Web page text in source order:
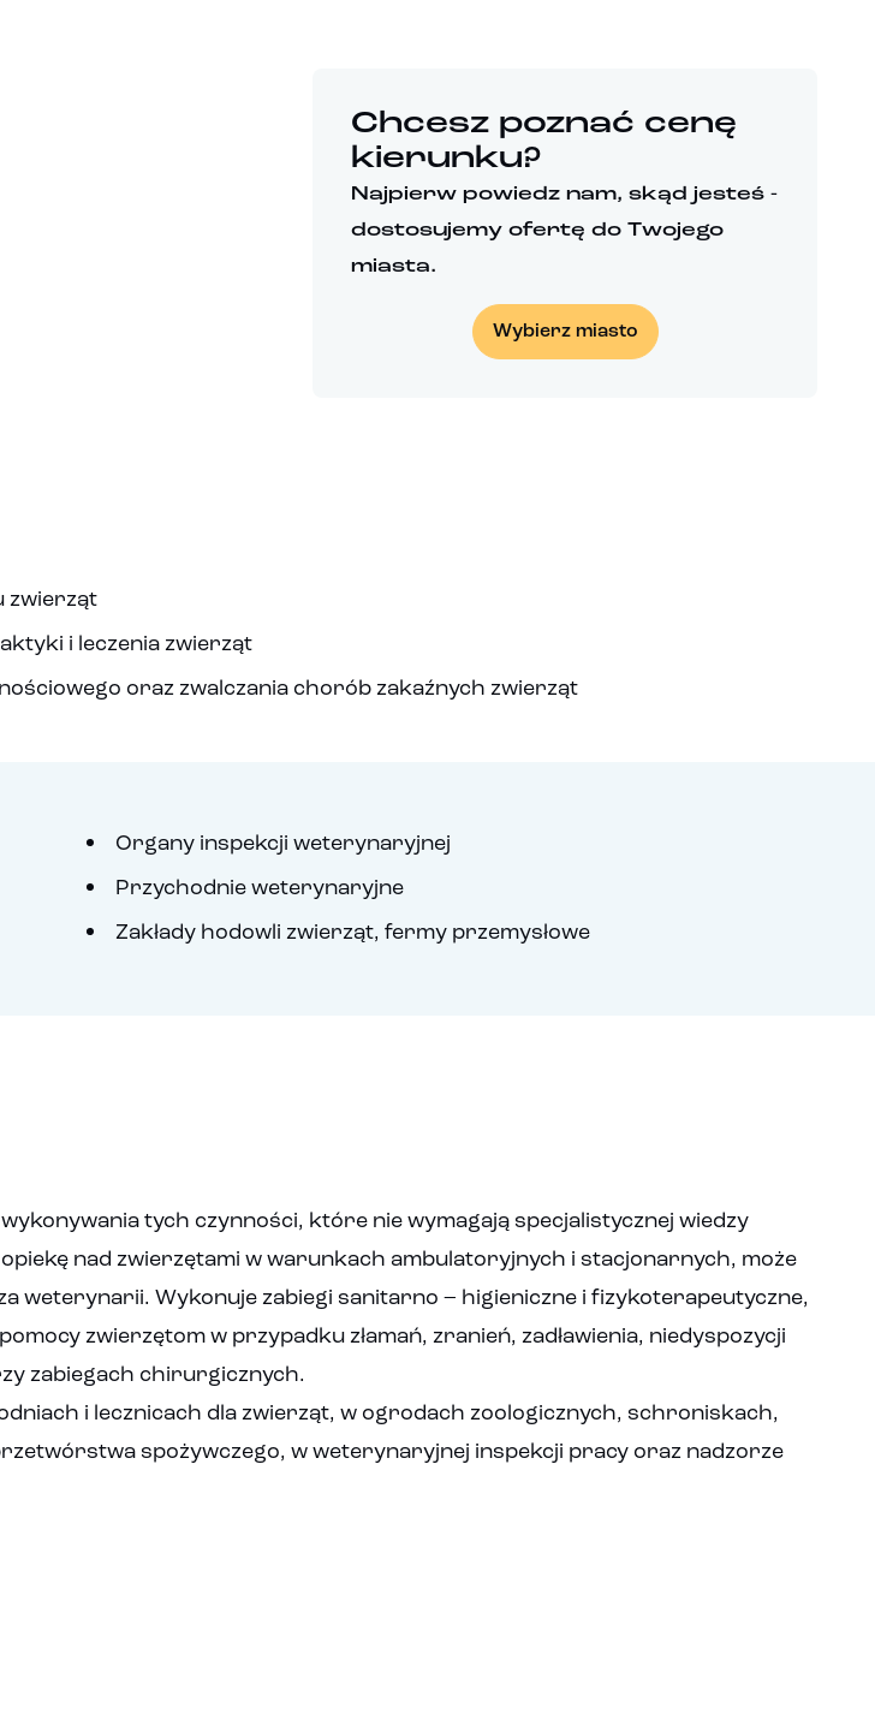
Chcesz poznać cenę
kierunku?
Najpierw powiedz nam, skąd jesteś -
dostosujemy ofertę do Twojego
miasta.
Wybierz miasto
zwierząt
i leczenia zwierząt
oraz zwalczania chorób zakaźnych zwierząt
Organy inspekcji weterynaryjnej
Przychodnie weterynaryjne
Zakłady hodowli zwierząt, fermy przemysłowe
tych czynności, które nie wymagają specjalistycznej wiedzy
nad zwierzętami w warunkach ambulatoryjnych i stacjonarnych, może
weterynarii. Wykonuje zabiegi sanitarno – higieniczne i fizykoterapeutyczne,
zwierzętom w przypadku złamań, zranień, zadławienia, niedyspozycji
zabiegach chirurgicznych.
i lecznicach dla zwierząt, w ogrodach zoologicznych, schroniskach,
spożywczego, w weterynaryjnej inspekcji pracy oraz nadzorze